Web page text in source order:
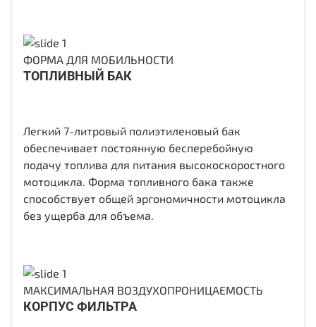
ФОРМА ДЛЯ МОБИЛЬНОСТИ
ТОПЛИВНЫЙ БАК
Легкий 7-литровый полиэтиленовый бак
обеспечивает постоянную бесперебойную
подачу топлива для питания высокоскоростного
мотоцикла. Форма топливного бака также
способствует общей эргономичности мотоцикла
без ущерба для объема.
МАКСИМАЛЬНАЯ ВОЗДУХОПРОНИЦАЕМОСТЬ
КОРПУС ФИЛЬТРА